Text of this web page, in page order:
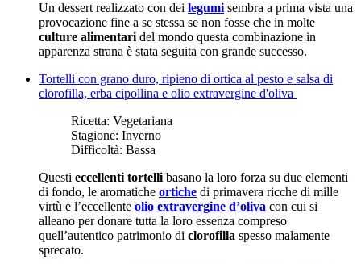
Un dessert realizzato con dei legumi sembra a prima vista una
provocazione fine a se stessa se non fosse che in molte
culture alimentari del mondo questa combinazione in
apparenza strana è stata seguita con grande successo.
Tortelli con grano duro, ripieno di ortica al pesto e salsa di
clorofilla, erba cipollina e olio extravergine d'oliva
Ricetta: Vegetariana
Stagione: Inverno
Difficoltà: Bassa
Questi eccellenti tortelli basano la loro forza su due elementi
di fondo, le aromatiche ortiche di primavera ricche di mille
virtù e l’eccellente olio extravergine d’oliva con cui si
alleano per donare tutta la loro essenza compreso
quell’autentico patrimonio di clorofilla spesso malamente
sprecato.